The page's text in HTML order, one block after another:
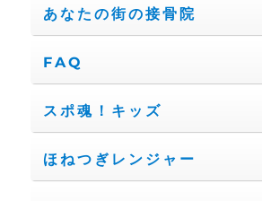
あなたの街の接骨院
FAQ
スポ魂！キッズ
ほねつぎレンジャー